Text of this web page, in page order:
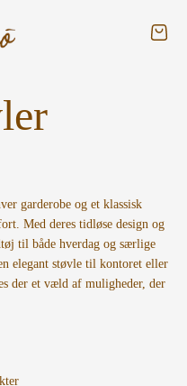
- DK Kurv
garderobe og et klassisk
Med deres tidløse design og
til både hverdag og særlige
elegant støvle til kontoret eller
der et væld af muligheder, der